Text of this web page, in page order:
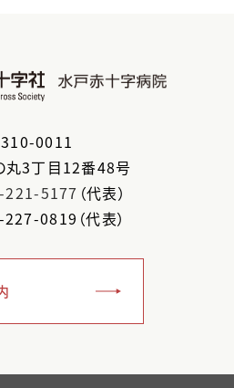
310-0011
丸3丁目12番48号
221-5177 （代表）
0819（代表）